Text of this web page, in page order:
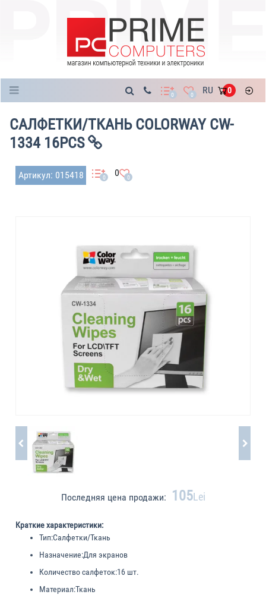
0 0 RU 0
САЛФЕТКИ/ТКАНЬ COLORWAY CW-
1334 16PCS
Артикул: 015418 0 0 0
Последняя цена продажи: 105Lei
Краткие характеристики:
Тип:Салфетки/Ткань
Назначение:Для экранов
Количество салфеток:16 шт.
Материал:Ткань